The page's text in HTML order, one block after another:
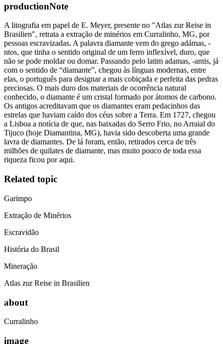
productionNote
A litografia em papel de E. Meyer, presente no "Atlas zur Reise in
Brasilien", retrata a extração de minérios em Curralinho, MG, por
pessoas escravizadas. A palavra diamante vem do grego adámas, -
ntos, que tinha o sentido original de um ferro inflexível, duro, que
não se pode moldar ou domar. Passando pelo latim adamas, -antis, já
com o sentido de “diamante”, chegou às línguas modernas, entre
elas, o português para designar a mais cobiçada e perfeita das pedras
preciosas. O mais duro dos materiais de ocorrência natural
conhecido, o diamante é um cristal formado por átomos de carbono.
Os antigos acreditavam que os diamantes eram pedacinhos das
estrelas que haviam caído dos céus sobre a Terra. Em 1727, chegou
a Lisboa a notícia de que, nas baixadas do Serro Frio, no Arraial do
Tijuco (hoje Diamantina, MG), havia sido descoberta uma grande
lavra de diamantes. De lá foram, então, retirados cerca de três
milhões de quilates de diamante, mas muito pouco de toda essa
riqueza ficou por aqui.
Related topic
Garimpo
Extração de Minérios
Escravidão
História do Brasil
Mineração
Atlas zur Reise in Brasilien
about
Curralinho
image